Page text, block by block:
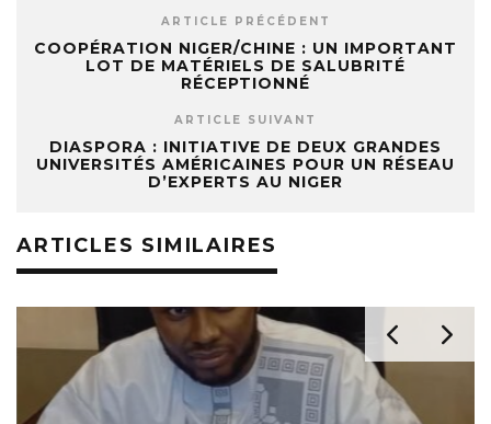
ARTICLE PRÉCÉDENT
COOPÉRATION NIGER/CHINE : UN IMPORTANT
LOT DE MATÉRIELS DE SALUBRITÉ
RÉCEPTIONNÉ
ARTICLE SUIVANT
DIASPORA : INITIATIVE DE DEUX GRANDES
UNIVERSITÉS AMÉRICAINES POUR UN RÉSEAU
D’EXPERTS AU NIGER
ARTICLES SIMILAIRES